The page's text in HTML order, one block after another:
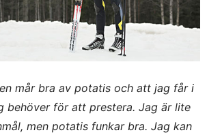
mår bra av potatis och att jag får i
behöver för att prestera. Jag är lite
men potatis funkar bra. Jag kan